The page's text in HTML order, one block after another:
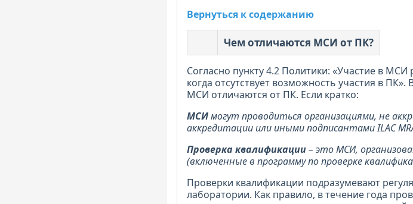
Вернуться к содержанию
Чем отличаются МСИ от ПК?
Согласно пункту 4.2 Политики: «Участие в МСИ
когда отсутствует возможность участия в
МСИ отличаются от ПК. Если кратко:
МСИмогут проводиться организациями, не
аккредитации или иными подписантами ILAC
Проверка квалификации– это МСИ,
(включенные в программу по проверке
Проверки квалификации подразумевают
лаборатории. Как правило, в течение года